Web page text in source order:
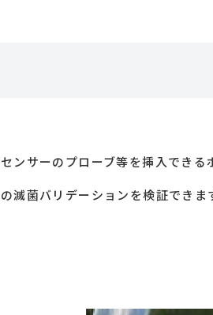
ンサーのプローブ等を挿入でき
滅菌バリデーションを検証でき